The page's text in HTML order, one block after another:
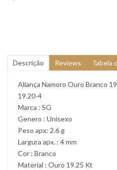
Descrição Reviews Tabela
Aliança Namoro Ouro Branco
19.20-4
Marca : SG
Genero : Unisexo
Peso apx: 2.6 g
Largura apx. : 4 mm
Cor : Branco
Material : Ouro 19.25 Kt